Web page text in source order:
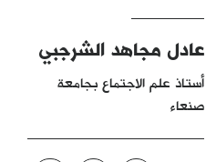
عادل مجاهد الشرجبي
أستاذ علم الاجتماع بجامعة
صنعاء